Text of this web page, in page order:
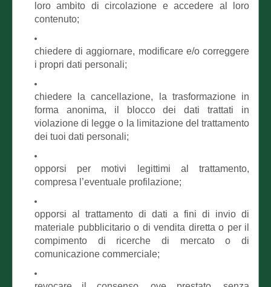
loro ambito di circolazione e accedere al loro
contenuto;
chiedere di aggiornare, modificare e/o correggere
i propri dati personali;
chiedere la cancellazione, la trasformazione in
forma anonima, il blocco dei dati trattati in
violazione di legge o la limitazione del trattamento
dei tuoi dati personali;
opporsi per motivi legittimi al trattamento,
compresa l’eventuale profilazione;
opporsi al trattamento di dati a fini di invio di
materiale pubblicitario o di vendita diretta o per il
compimento di ricerche di mercato o di
comunicazione commerciale;